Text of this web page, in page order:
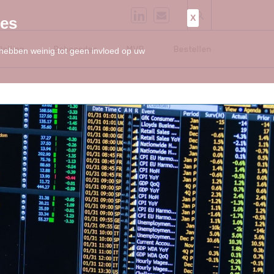
Beheerder MVB
weinig tot geen invloed op uw
X